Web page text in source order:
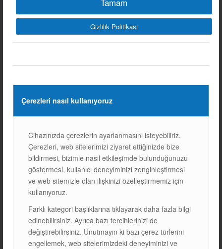
Gizlilik Politikası
Çerezleri nasıl kullanıyoruz
Cihazınızda çerezlerin ayarlanmasını isteyebiliriz.
Çerezleri, web sitelerimizi ziyaret ettiğinizde bize
bildirmesi, bizimle nasıl etkileşimde bulunduğunuzu
göstermesi, kullanıcı deneyiminizi zenginleştirmesi
ve web sitemizle olan ilişkinizi özelleştirmemiz için
kullanıyoruz.
Farklı kategori başlıklarına tıklayarak daha fazla bilgi
edinebilirsiniz. Ayrıca bazı tercihlerinizi de
değiştirebilirsiniz. Unutmayın ki bazı çerez türlerini
engellemek, web sitelerimizdeki deneyiminizi ve
ÇÖZÜM YÖNTEMLERİ
1. GÜNEŞ PANELLERİNDE GÖLGELENME NEDİR?
Gölgeleme, güneş panellerinin üzerine düşen GÖLGE
nedeniyle, panelin aldığı GÜNEŞ IŞIĞINI SINIRLAYAN bir
durumdur. Güneş panelleri, genellikle açık havada,
doğrudan güneş ışığına…
12/03/2025